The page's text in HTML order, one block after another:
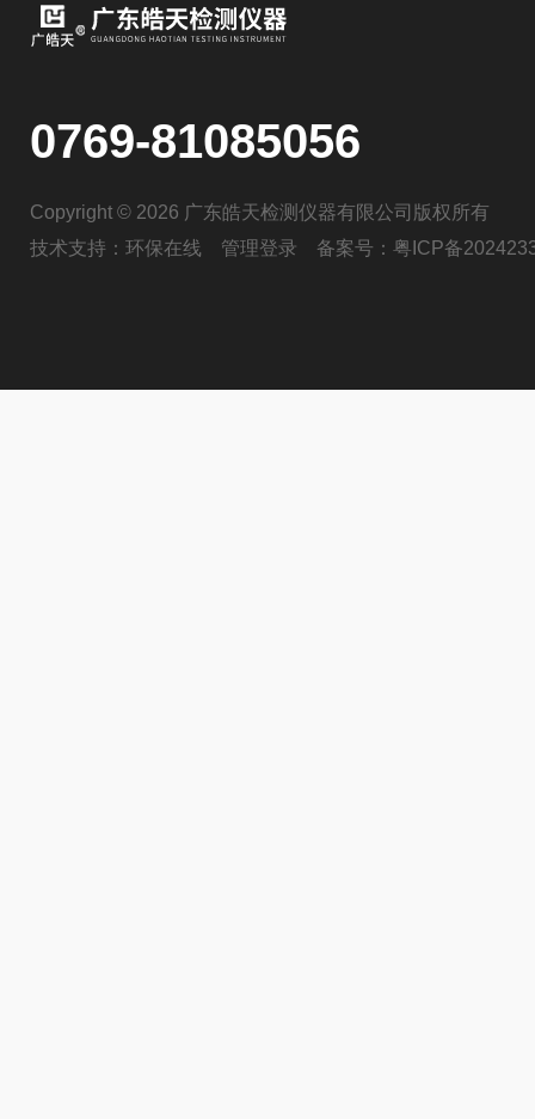
0769-81085056
Copyright © 2026 广东皓天检测仪器有限公司版权所有
技术支持： 环保在线 管理登录 备案号： 粤ICP备